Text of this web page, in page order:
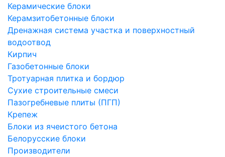
Керамические блоки
Керамзитобетонные блоки
Дренажная система участка и поверхностный
водоотвод
Кирпич
Газобетонные блоки
Тротуарная плитка и бордюр
Сухие строительные смеси
Пазогребневые плиты (ПГП)
Крепеж
Блоки из ячеистого бетона
Белорусские блоки
Производители